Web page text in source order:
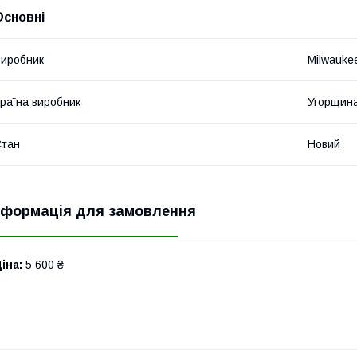
виробник
Новий
для замовлення
5 600 ₴